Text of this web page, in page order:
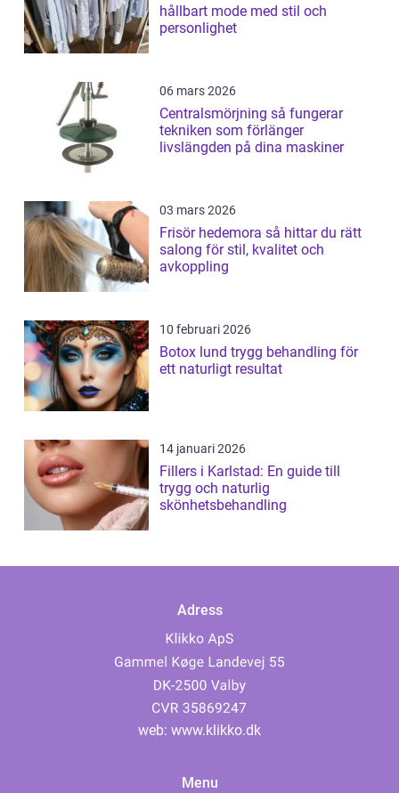
hållbart mode med stil och
personlighet
06 mars 2026
Centralsmörjning så fungerar
tekniken som förlänger
livslängden på dina maskiner
03 mars 2026
Frisör hedemora så hittar du rätt
salong för stil, kvalitet och
avkoppling
10 februari 2026
Botox lund trygg behandling för
ett naturligt resultat
14 januari 2026
Fillers i Karlstad: En guide till
trygg och naturlig
skönhetsbehandling
Adress
web: www.klikko.dk
Menu